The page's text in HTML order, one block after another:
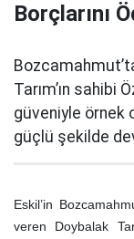
Borçlarını
Tarım’ın
güveniyle örnek
güçlü şekilde
Eskil’in
veren Doybalak